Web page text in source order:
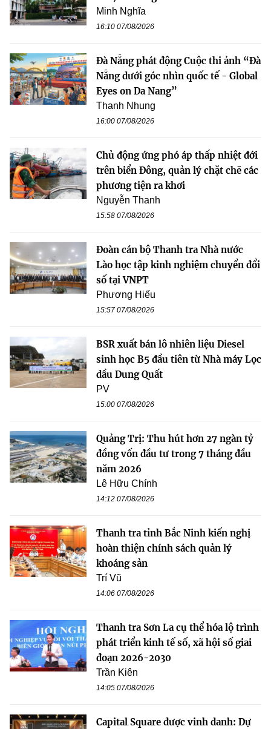
Minh Nghĩa
16:10 07/08/2026
Đà Nẵng phát động Cuộc thi ảnh “Đà
Nẵng dưới góc nhìn quốc tế - Global
Eyes on Da Nang”
Thanh Nhung
16:00 07/08/2026
Chủ động ứng phó áp thấp nhiệt đới
trên biển Đông, quản lý chặt chẽ các
phương tiện ra khơi
Nguyễn Thanh
15:58 07/08/2026
Đoàn cán bộ Thanh tra Nhà nước
Lào học tập kinh nghiệm chuyển đổi
số tại VNPT
Phương Hiếu
15:57 07/08/2026
BSR xuất bán lô nhiên liệu Diesel
sinh học B5 đầu tiên từ Nhà máy Lọc
dầu Dung Quất
PV
15:00 07/08/2026
Quảng Trị: Thu hút hơn 27 ngàn tỷ
đồng vốn đầu tư trong 7 tháng đầu
năm 2026
Lê Hữu Chính
14:12 07/08/2026
Thanh tra tỉnh Bắc Ninh kiến nghị
hoàn thiện chính sách quản lý
khoáng sản
Trí Vũ
14:06 07/08/2026
Thanh tra Sơn La cụ thể hóa lộ trình
phát triển kinh tế số, xã hội số giai
đoạn 2026-2030
Trần Kiên
14:05 07/08/2026
Capital Square được vinh danh: Dự